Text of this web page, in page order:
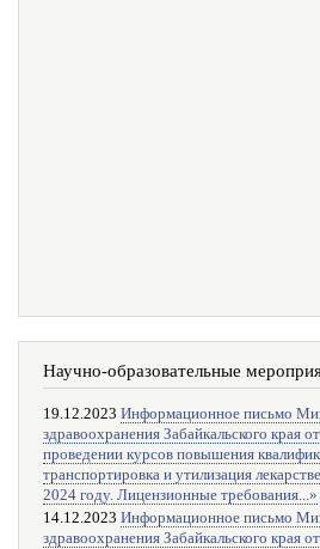
Научно-образовательные
19.12.2023 Информационное письмо
здравоохранения Забайкальского края
проведении курсов повышения
транспортировка и утилизация
2024 году. Лицензионные требования...»
14.12.2023 Информационное письмо
здравоохранения Забайкальского края